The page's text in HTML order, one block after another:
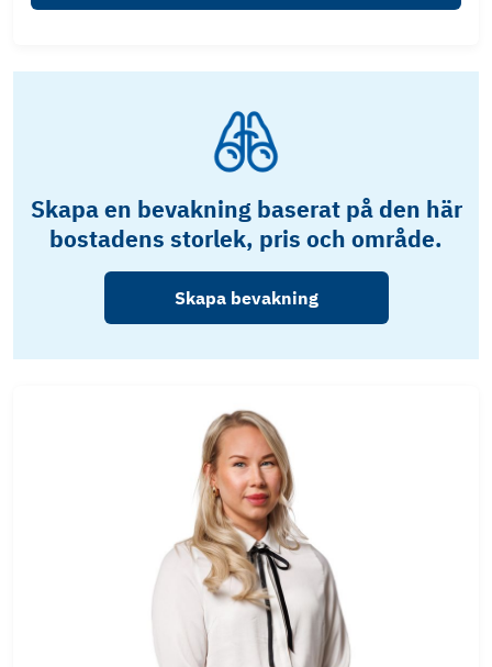
Skapa en bevakning baserat på den här
bostadens storlek, pris och område.
Skapa bevakning